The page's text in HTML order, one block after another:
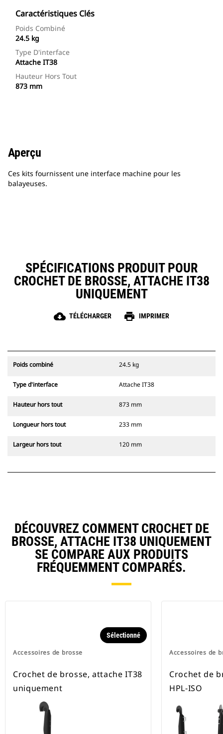
Caractéristiques Clés
Poids Combiné
24.5 kg
Type D'interface
Attache IT38
Hauteur Hors Tout
873 mm
Aperçu
Ces kits fournissent une interface machine pour les
balayeuses.
SPÉCIFICATIONS PRODUIT POUR
CROCHET DE BROSSE, ATTACHE IT38
UNIQUEMENT
cloud_download TÉLÉCHARGER print IMPRIMER
Poids combiné 24.5 kg
Type d'interface Attache IT38
Hauteur hors tout 873 mm
Longueur hors tout 233 mm
Largeur hors tout 120 mm
DÉCOUVREZ COMMENT CROCHET DE
BROSSE, ATTACHE IT38 UNIQUEMENT
SE COMPARE AUX PRODUITS
FRÉQUEMMENT COMPARÉS.
Accessoires de brosse
Sélectionné
Crochet de brosse, attache IT38
uniquement
Accessoires de
Crochet de
HPL-ISO